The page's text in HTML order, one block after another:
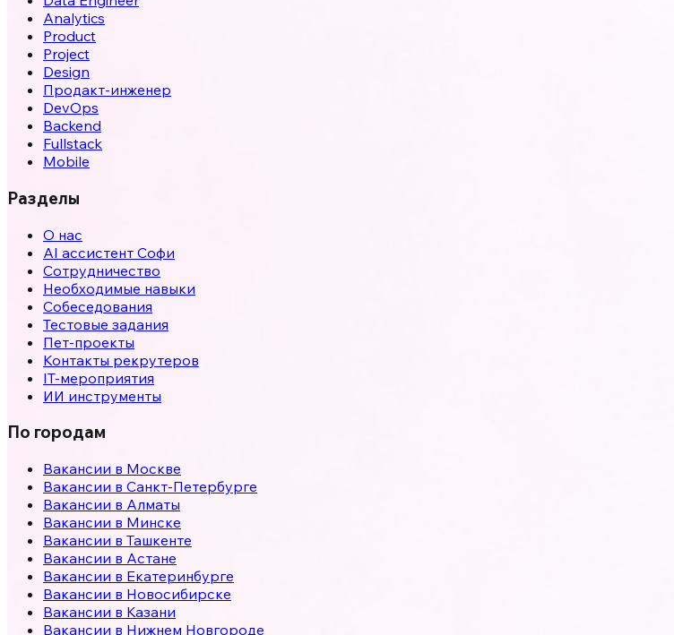
Analytics
Product
Project
Design
Продакт-инженер
DevOps
Backend
Fullstack
Mobile
Разделы
О нас
AI ассистент Софи
Сотрудничество
Необходимые навыки
Собеседования
Тестовые задания
Пет-проекты
Контакты рекрутеров
IT-мероприятия
ИИ инструменты
По городам
Вакансии в Москве
Вакансии в Санкт-Петербурге
Вакансии в Алматы
Вакансии в Минске
Вакансии в Ташкенте
Вакансии в Астане
Вакансии в Екатеринбурге
Вакансии в Новосибирске
Вакансии в Казани
Вакансии в Нижнем Новгороде